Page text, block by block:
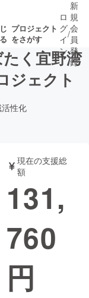
プロジェクト
をさがす
近いプ
音楽
ゲーム・サ
ロ
グ
イ
ン
/
新
規
会
員
登
録
く宜野湾
ジェクト
性化
現在の支援総
額
131,
760
円